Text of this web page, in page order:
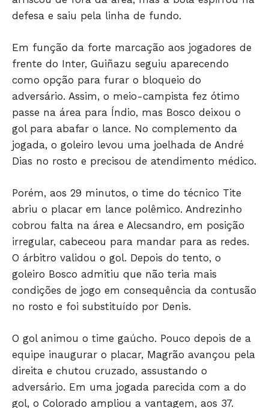
Só Notícias
defesa e saiu pela linha de fundo.
Em função da forte marcação aos jogadores de
frente do Inter, Guiñazu seguiu aparecendo
como opção para furar o bloqueio do
adversário. Assim, o meio-campista fez ótimo
passe na área para Índio, mas Bosco deixou o
gol para abafar o lance. No complemento da
jogada, o goleiro levou uma joelhada de André
Dias no rosto e precisou de atendimento médico.
Porém, aos 29 minutos, o time do técnico Tite
abriu o placar em lance polêmico. Andrezinho
cobrou falta na área e Alecsandro, em posição
irregular, cabeceou para mandar para as redes.
O árbitro validou o gol. Depois do tento, o
goleiro Bosco admitiu que não teria mais
condições de jogo em consequência da contusão
no rosto e foi substituído por Denis.
O gol animou o time gaúcho. Pouco depois de a
equipe inaugurar o placar, Magrão avançou pela
direita e chutou cruzado, assustando o
adversário. Em uma jogada parecida com a do
gol, o Colorado ampliou a vantagem, aos 37.